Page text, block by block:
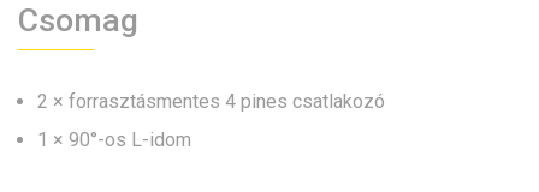
Csomag
2 × forrasztásmentes 4 pines csatlakozó
1 × 90°-os L-idom